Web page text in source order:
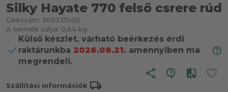
Silky Hayate 770 felső csrere rúd
Cikkszám: 3093351410
A termék súlya: 0,64 kg
Külső készlet, várható beérkezés érdi
raktárunkba 2026.08.21. amennyiben ma
megrendeli.
share
Szállítási információk local_shipping